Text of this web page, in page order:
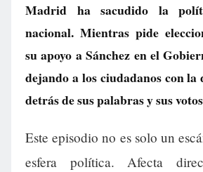
Madrid ha sacudido la
nacional. Mientras pide
su apoyo a Sánchez en el
dejando a los ciudadanos con la
detrás de sus palabras y sus
Este episodio no es solo un
esfera política. Afecta